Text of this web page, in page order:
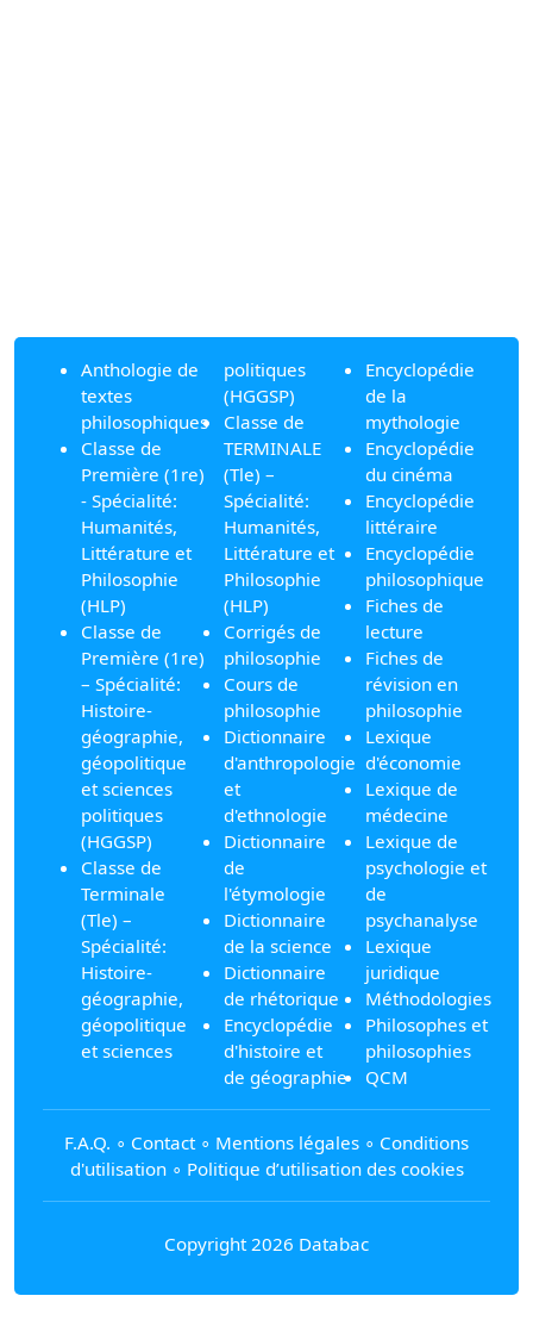
Anthologie de
textes
philosophiques
Classe de
Première (1re)
- Spécialité:
Humanités,
Littérature et
Philosophie
(HLP)
Classe de
Première (1re)
– Spécialité:
Histoire-
géographie,
géopolitique
et sciences
politiques
(HGGSP)
Classe de
Terminale
(Tle) –
Spécialité:
Histoire-
géographie,
géopolitique
et sciences
politiques
(HGGSP)
Classe de
TERMINALE
(Tle) –
Spécialité:
Humanités,
Littérature et
Philosophie
(HLP)
Corrigés de
philosophie
Cours de
philosophie
Dictionnaire
d'anthropologie
et
d'ethnologie
Dictionnaire
de
l'étymologie
Dictionnaire
de la science
Dictionnaire
de rhétorique
Encyclopédie
d'histoire et
de géographie
Encyclopédie
de la
mythologie
Encyclopédie
du cinéma
Encyclopédie
littéraire
Encyclopédie
philosophique
Fiches de
lecture
Fiches de
révision en
philosophie
Lexique
d'économie
Lexique de
médecine
Lexique de
psychologie et
de
psychanalyse
Lexique
juridique
Méthodologies
Philosophes et
philosophies
QCM
F.A.Q. ∘ Contact∘ Mentions légales ∘ Conditions
d'utilisation∘ Politique d’utilisation des cookies
Copyright 2026 Databac